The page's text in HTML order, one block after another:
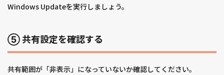
Windows Updateを実行しましょう。
⑤ 共有設定を確認する
共有範囲が「非表示」になっていないか確認してください。